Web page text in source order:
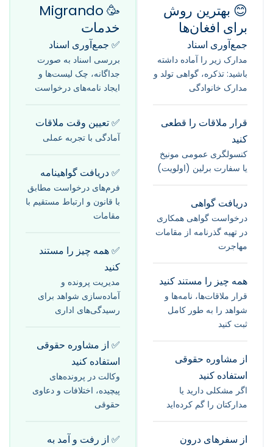
😊 بهترین روش
برای افغان‌ها
جمع‌آوری اسناد
مدارک زیر را آماده داشته
باشید: تذکره، گواهی تولد و
مدارک خانوادگی
قرار ملاقات را قطعی
کنید
کنسولگری عمومی مونیخ
یا سفارت برلین (اولویت)
دریافت گواهی
درخواست گواهی همکاری
در تهیه گذرنامه از مقامات
مهاجرت
همه چیز را مستند کنید
قرار ملاقات‌ها، نامه‌ها و
شواهد را به طور کامل
ثبت کنید
از مشاوره حقوقی
استفاده کنید
اگر مشکلی دارید یا
مدارکتان را گم کرده‌اید
از سفرهای درون
🥳 Migrando
خدمات
✅ جمع‌آوری اسناد
بررسی اسناد به صورت
جداگانه، چک لیست‌ها و
ایجاد نامه‌های درخواست
✅ تعیین وقت ملاقات
آمادگی با تجربه عملی
✅ دریافت گواهینامه
فرم‌های درخواست مطابق
با قانون و ارتباط مستقیم با
مقامات
✅ همه چیز را مستند
کنید
مدیریت پرونده و
آماده‌سازی شواهد برای
رسیدگی‌های اداری
✅ از مشاوره حقوقی
استفاده کنید
وکالت در پرونده‌های
پیچیده، اختلافات و دعاوی
حقوقی
✅ از رفت و آمد به